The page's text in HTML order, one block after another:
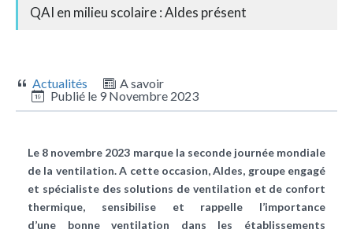
QAI en milieu scolaire : Aldes présent
Actualités
A savoir
Publié le 9 Novembre 2023
Le 8 novembre 2023 marque la seconde journée mondiale
de la ventilation. A cette occasion, Aldes, groupe engagé
et spécialiste des solutions de ventilation et de confort
thermique, sensibilise et rappelle l’importance
d’une bonne ventilation dans les établissements